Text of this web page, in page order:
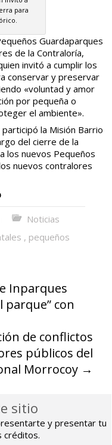
para
Guardaparques
de la Contraloría,
invitó a cumplir los
conservar y preservar
«voluntad y amor
por pequeña o
el ambiente».
la Misión Barrio
del cierre de la
los nuevos Pequeños
nuevos contralores
Noticias
, pequeños
Inparques
con
de conflictos
públicos del
Morrocoy →
sitio
y presentar tu
créditos.